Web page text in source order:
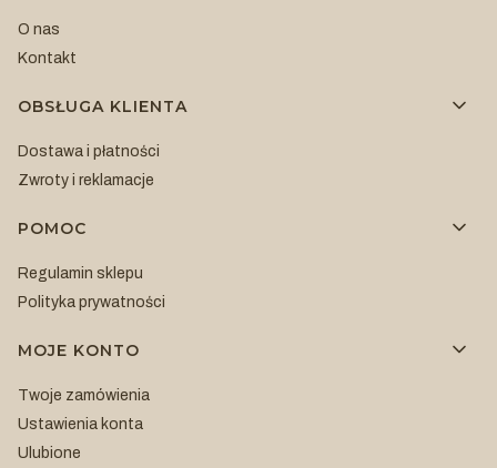
O nas
Kontakt
OBSŁUGA KLIENTA
Dostawa i płatności
Zwroty i reklamacje
POMOC
Regulamin sklepu
Polityka prywatności
MOJE KONTO
Twoje zamówienia
Ustawienia konta
Ulubione